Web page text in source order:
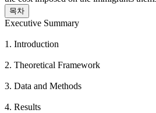
목차
Executive Summary
1. Introduction
2. Theoretical Framework
3. Data and Methods
4. Results